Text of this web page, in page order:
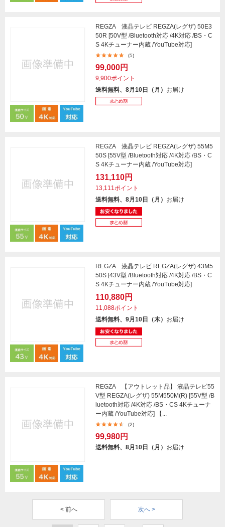
REGZA 液晶テレビ REGZA(レグザ) 50E3
50R [50V型 /Bluetooth対応 /4K対応 /BS・C
S 4Kチューナー内蔵 /YouTube対応]
(5)
99,000円
9,900ポイント
送料無料、8月10日（月） お届け
REGZA 液晶テレビ REGZA(レグザ) 55M5
50S [55V型 /Bluetooth対応 /4K対応 /BS・C
S 4Kチューナー内蔵 /YouTube対応]
131,110円
13,111ポイント
送料無料、8月10日（月） お届け
REGZA 液晶テレビ REGZA(レグザ) 43M5
50S [43V型 /Bluetooth対応 /4K対応 /BS・C
S 4Kチューナー内蔵 /YouTube対応]
110,880円
11,088ポイント
送料無料、9月10日（木） お届け
REGZA 【アウトレット品】 液晶テレビ55
V型 REGZA(レグザ) 55M550M(R) [55V型 /B
luetooth対応 /4K対応 /BS・CS 4Kチューナ
ー内蔵 /YouTube対応] 【...
(2)
99,980円
送料無料、8月10日（月） お届け
< 前へ 次へ >